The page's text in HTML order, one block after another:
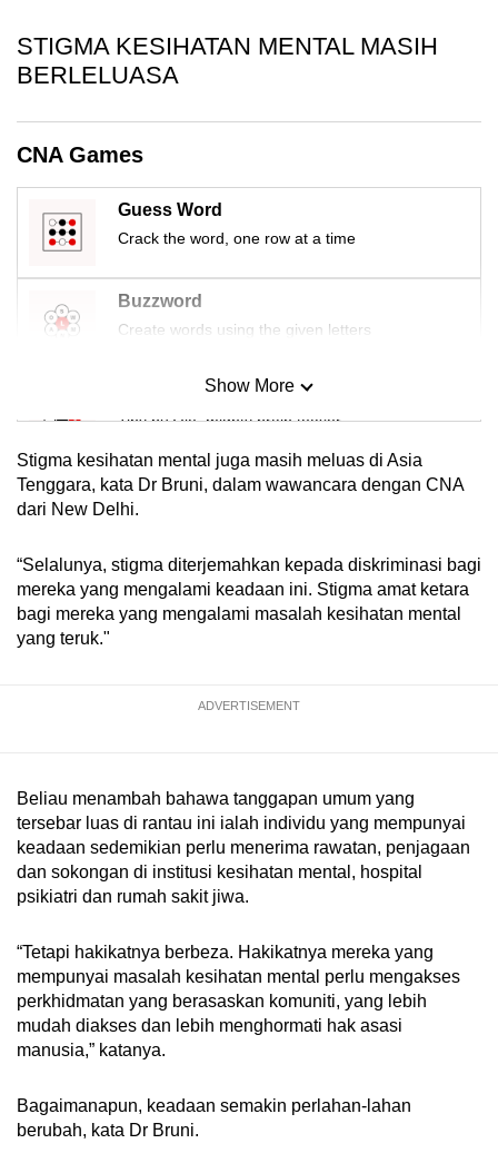
STIGMA KESIHATAN MENTAL MASIH
BERLELUASA
CNA Games
Guess Word
Crack the word, one row at a time
Buzzword
Create words using the given letters
Mini Sudoku
Tiny puzzle, mighty brain teaser
Mini Crossword
Small grid, big challenge
Word Search
Spot as many words as you can
Show More
Stigma kesihatan mental juga masih meluas di Asia
Tenggara, kata Dr Bruni, dalam wawancara dengan CNA
dari New Delhi.
“Selalunya, stigma diterjemahkan kepada diskriminasi bagi
mereka yang mengalami keadaan ini. Stigma amat ketara
bagi mereka yang mengalami masalah kesihatan mental
yang teruk."
ADVERTISEMENT
Beliau menambah bahawa tanggapan umum yang
tersebar luas di rantau ini ialah individu yang mempunyai
keadaan sedemikian perlu menerima rawatan, penjagaan
dan sokongan di institusi kesihatan mental, hospital
psikiatri dan rumah sakit jiwa.
“Tetapi hakikatnya berbeza. Hakikatnya mereka yang
mempunyai masalah kesihatan mental perlu mengakses
perkhidmatan yang berasaskan komuniti, yang lebih
mudah diakses dan lebih menghormati hak asasi
manusia,” katanya.
Bagaimanapun, keadaan semakin perlahan-lahan
berubah, kata Dr Bruni.